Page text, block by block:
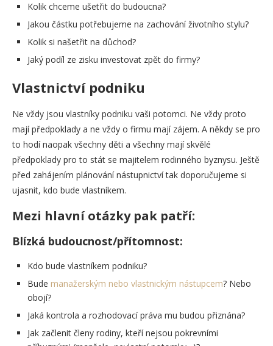
Kolik chceme ušetřit do budoucna?
Jakou částku potřebujeme na zachování životního stylu?
Kolik si našetřit na důchod?
Jaký podíl ze zisku investovat zpět do firmy?
Vlastnictví podniku
Ne vždy jsou vlastníky podniku vaši potomci. Ne vždy proto
mají předpoklady a ne vždy o firmu mají zájem. A někdy se pro
to hodí naopak všechny děti a všechny mají skvělé
předpoklady pro to stát se majitelem rodinného byznysu. Ještě
před zahájením plánování nástupnictví tak doporučujeme si
ujasnit, kdo bude vlastníkem.
Mezi hlavní otázky pak patří:
Blízká budoucnost/přítomnost:
Kdo bude vlastníkem podniku?
Bude manažerským nebo vlastnickým nástupcem? Nebo
obojí?
Jaká kontrola a rozhodovací práva mu budou přiznána?
Jak začlenit členy rodiny, kteří nejsou pokrevními